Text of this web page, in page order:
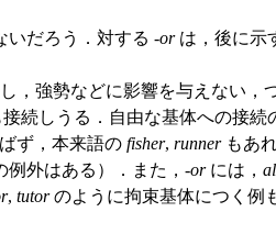
いだろう．対する -orは，後に示
，強勢などに影響を与えない，
続しうる．自由な基体への接続
ず，本来語の fisher, runnerもあ
例外はある）．また，-orには，
, tutorのように拘束基体につく例